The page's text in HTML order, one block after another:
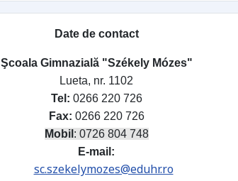
Date de contact
Şcoala Gimnazială "Székely Mózes"
Lueta, nr. 1102
Tel: 0266 220 726
Fax: 0266 220 726
Mobil : 0726 804 748
E-mail:
sc.szekelymozes@eduhr.ro